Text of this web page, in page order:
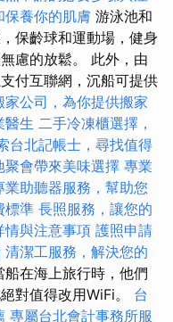
養你的肌膚 游泳池和
保齡球和運動場，健身
慮的放鬆。 此外，由
付互聯網，沉船可提供
公司，為你提供搬家
醫生 二手冷凍櫃選擇，
台北記帳士，尋找值得
會帶來美味選擇 專業
業助聽器服務，幫助您
標準 長照服務，讓您的
情與注意事項 護照申請
清潔工服務，解決您的
在海上旅行時，他們
對值得改用WiFi。 台
專屬台北會計事務所服